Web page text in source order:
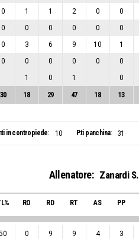
0 1 1 2 0 0
0 0 0 0 0 0
0 3 6 9 10 1
0 0 0 0 0 0
1 0 1 0
30 18 29 47 18 13
in contropiede: 10 P.ti panchina: 31
Allenatore: Zanardi S.
RO RD RT AS PP
0 9 9 4 3